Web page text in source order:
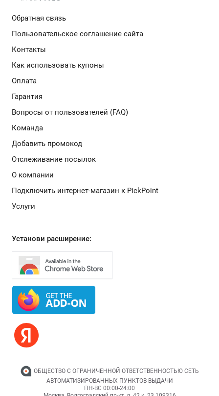
Обратная связь
Пользовательское соглашение сайта
Контакты
Как использовать купоны
Оплата
Гарантия
Вопросы от пользователей (FAQ)
Команда
Добавить промокод
Отслеживание посылок
О компании
Подключить интернет-магазин к PickPoint
Услуги
Установи расширение:
ОБЩЕСТВО С ОГРАНИЧЕННОЙ ОТВЕТСТВЕННОСТЬЮ СЕТЬ
АВТОМАТИЗИРОВАННЫХ ПУНКТОВ ВЫДАЧИ
ПН-ВС 00:00-24:00